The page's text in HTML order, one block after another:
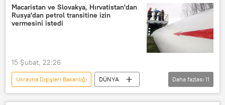
Mariya Zaharova
Ukrayna
Paralimpik Oyunları
Boykot
Macaristan ve Slovakya, Hırvatistan'dan
Rusya'dan petrol transitine izin
vermesini istedi
15 Şubat, 22:26
Ukrayna Dışişleri Bakanlığı
DÜNYA
Macaristan
Daha fazlası 11